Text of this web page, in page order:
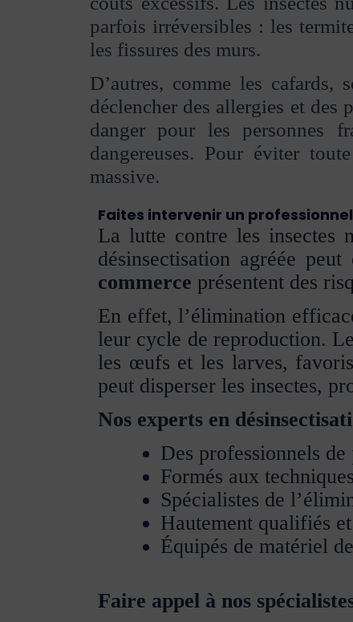
parfois irréversibles : les
les fissures des murs.
D’autres, comme les cafards,
déclencher des allergies et des
danger pour les personnes
dangereuses. Pour éviter
massive.
Faites intervenir un
La lutte contre les insectes
désinsectisation agréée
commerce présentent des
En effet, l’élimination
leur cycle de reproduction.
les œufs et les larves,
peut disperser les insectes,
Nos experts en
Des professionnels
Formés aux
Spécialistes de
Hautement qualifiés
Équipés de matériel
Faire appel à nos